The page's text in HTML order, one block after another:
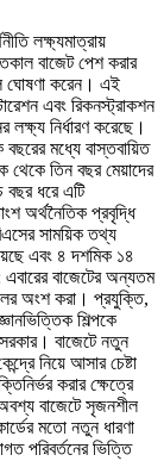
লক্ষ্যমাত্রায়
বাজেট পেশ করার
ঘোষণা করেন। এই
এবং রিকনস্ট্রাকশন
নির্ধারণ করেছে।
মধ্যে বাস্তবায়িত
থেকে তিন বছর মেয়াদের
বছর ধরে এটি
অর্থনৈতিক প্রবৃদ্ধি
সাময়িক তথ্য
এবং ৪ দশমিক ১৪
বাজেটের অন্যতম
অংশ করা। প্রযুক্তি,
শিল্পকে
সরকার। বাজেটে নতুন
নিয়ে আসার চেষ্টা
করার ক্ষেত্রে
বাজেটে সৃজনশীল
মতো নতুন ধারণা
পরিবর্তনের ভিত্তি